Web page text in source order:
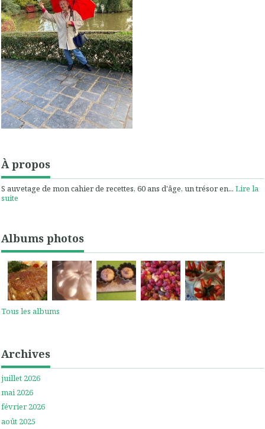
À propos
S auvetage de mon cahier de recettes, 60 ans d'âge, un trésor en... Lire la
suite
Albums photos
Tous les albums
Archives
juillet 2026
mai 2026
février 2026
août 2025